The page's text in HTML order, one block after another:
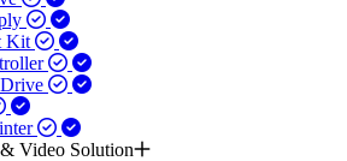
Kit
Video Solution